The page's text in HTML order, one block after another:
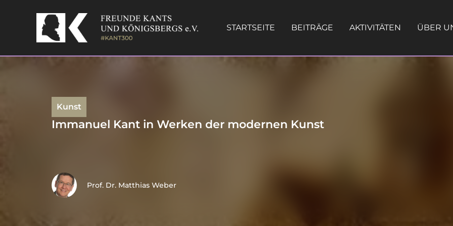
STARTSEITE BEITRÄGE AKTIVITÄTEN ÜBER
Kunst
Immanuel Kant in Werken der modernen Kunst
Prof. Dr. Matthias Weber